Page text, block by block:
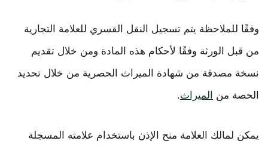
وفقًا للملاحظة يتم تسجيل النقل القسري للعلامة التجارية
من قبل الورثة وفقًا لأحكام هذه المادة ومن خلال تقديم
نسخة مصدقة من شهادة الميراث الحصرية من خلال تحديد
الحصة من
الميراث.
يمكن لمالك العلامة منح الإذن باستخدام علامته المسجلة